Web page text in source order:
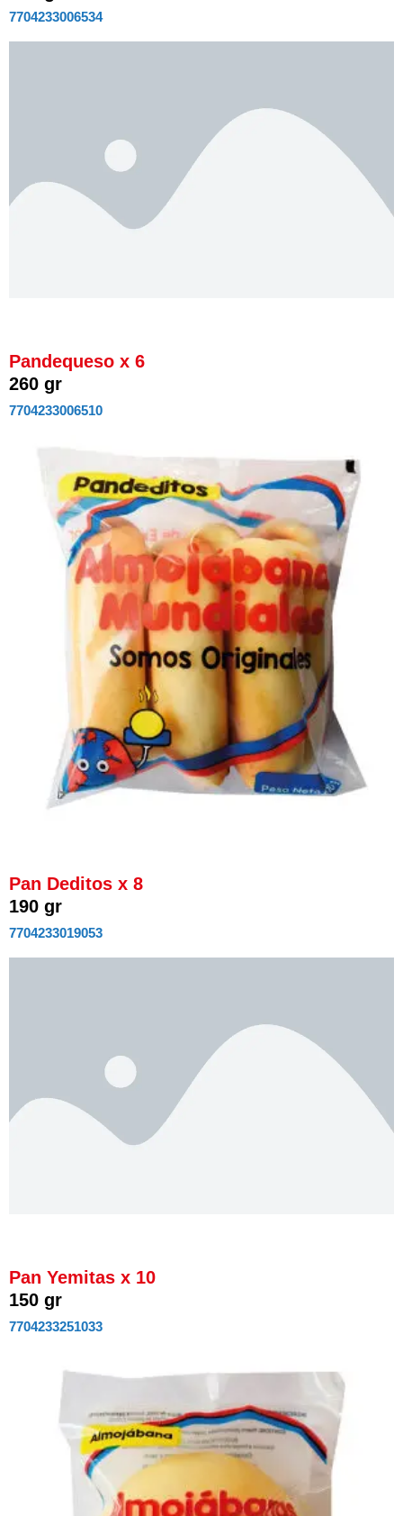
7704233006534
Pandequeso x 6
260 gr
7704233006510
Pan Deditos x 8
190 gr
7704233019053
Pan Yemitas x 10
150 gr
7704233251033